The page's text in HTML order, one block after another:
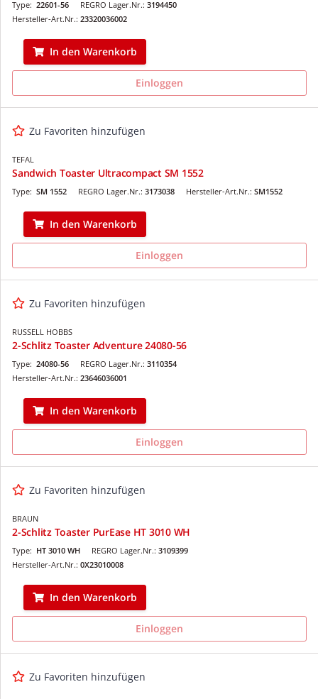
REGRO Lager.Nr.: 3194450
Type: 22601-56
Hersteller-Art.Nr.: 23320036002
In den Warenkorb
Einloggen
Zu Favoriten hinzufügen
TEFAL
Sandwich Toaster Ultracompact SM 1552
REGRO Lager.Nr.: 3173038
Type: SM 1552 Hersteller-Art.Nr.: SM1552
In den Warenkorb
Einloggen
Zu Favoriten hinzufügen
RUSSELL HOBBS
2-Schlitz Toaster Adventure 24080-56
REGRO Lager.Nr.: 3110354
Type: 24080-56
Hersteller-Art.Nr.: 23646036001
In den Warenkorb
Einloggen
Zu Favoriten hinzufügen
BRAUN
2-Schlitz Toaster PurEase HT 3010 WH
REGRO Lager.Nr.: 3109399
Type: HT 3010 WH
Hersteller-Art.Nr.: 0X23010008
In den Warenkorb
Einloggen
Zu Favoriten hinzufügen